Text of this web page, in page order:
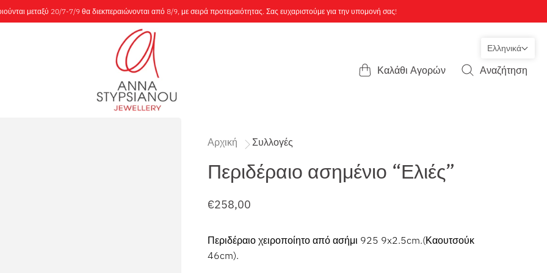
μεταξύ 20/7-7/9 θα διεκπεραιώνονται από 8/9, με σειρά προτεραιότητας. Σας ευχαριστούμε για την υπομονή σας!
Καλάθι Αγορών Αναζήτηση
Αρχική Συλλογές
Περιδέραιο ασημένιο “Ελιές”
€258,00
Περιδέραιο χειροποίητο από ασήμι 925 9x2.5cm.(Καουτσούκ
46cm).
Ελληνικά